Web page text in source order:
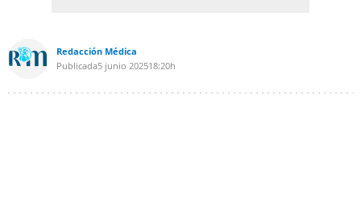
Redacción Médica
Publicada5 junio 202518:20h